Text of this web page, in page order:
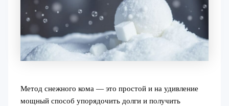
Метод снежного кома — это простой и на удивление
мощный способ упорядочить долги и получить